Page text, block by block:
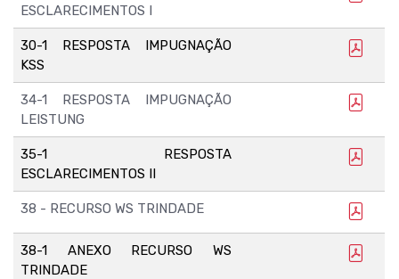
ESCLARECIMENTOS I
30-1 RESPOSTA IMPUGNAÇÃO
KSS
34-1 RESPOSTA IMPUGNAÇÃO
LEISTUNG
35-1 RESPOSTA
ESCLARECIMENTOS II
38 - RECURSO WS TRINDADE
38-1 ANEXO RECURSO WS
TRINDADE